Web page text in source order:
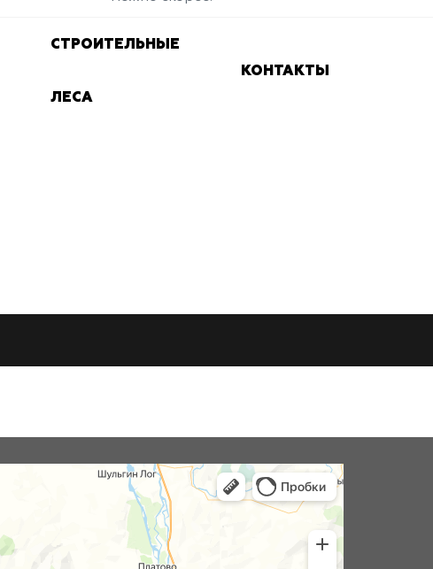
СТРОИТЕЛЬНЫЕ
ЛЕСА
КОНТАКТЫ